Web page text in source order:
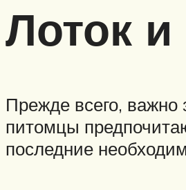
Лоток
Прежде всего, важно
питомцы
последние